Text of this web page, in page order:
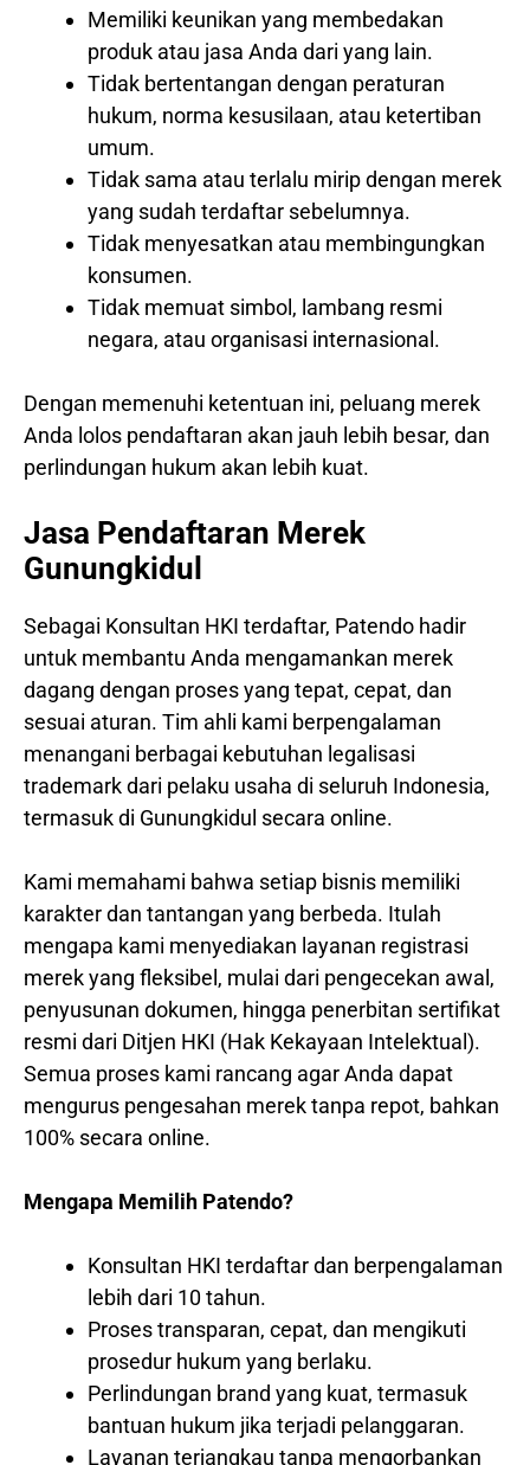
Memiliki keunikan yang membedakan
produk atau jasa Anda dari yang lain.
Tidak bertentangan dengan peraturan
hukum, norma kesusilaan, atau ketertiban
umum.
Tidak sama atau terlalu mirip dengan merek
yang sudah terdaftar sebelumnya.
Tidak menyesatkan atau membingungkan
konsumen.
Tidak memuat simbol, lambang resmi
negara, atau organisasi internasional.
Dengan memenuhi ketentuan ini, peluang merek
Anda lolos pendaftaran akan jauh lebih besar, dan
perlindungan hukum akan lebih kuat.
Jasa Pendaftaran Merek
Gunungkidul
Sebagai Konsultan HKI terdaftar, Patendo hadir
untuk membantu Anda mengamankan merek
dagang dengan proses yang tepat, cepat, dan
sesuai aturan. Tim ahli kami berpengalaman
menangani berbagai kebutuhan legalisasi
trademark dari pelaku usaha di seluruh Indonesia,
termasuk di Gunungkidul secara online.
Kami memahami bahwa setiap bisnis memiliki
karakter dan tantangan yang berbeda. Itulah
mengapa kami menyediakan layanan registrasi
merek yang fleksibel, mulai dari pengecekan awal,
penyusunan dokumen, hingga penerbitan sertifikat
resmi dari Ditjen HKI (Hak Kekayaan Intelektual).
Semua proses kami rancang agar Anda dapat
mengurus pengesahan merek tanpa repot, bahkan
100% secara online.
Mengapa Memilih Patendo?
Konsultan HKI terdaftar dan berpengalaman
lebih dari 10 tahun.
Proses transparan, cepat, dan mengikuti
prosedur hukum yang berlaku.
Perlindungan brand yang kuat, termasuk
bantuan hukum jika terjadi pelanggaran.
Layanan terjangkau tanpa mengorbankan